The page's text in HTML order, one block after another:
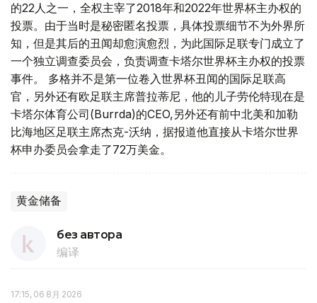
的22人之一，全权主宰了2018年和2022年世界杯主办权的
投票。由于当时是秘密匿名投票，具体投票细节不为外界所
知，但是其后的丑闻却愈演愈烈，为此国际足联专门成立了
一个独立调查委员会，负责调查卡塔尔世界杯主办权的投票
事件。 多格并不是第一位卷入世界杯丑闻的国际足联高
官，另外还有欧足联主席普拉蒂尼，他的儿子劳伦特现在是
卡塔尔体育公司(Burrda)的CEO,另外还有前中北美和加勒
比海地区足联主席杰克-沃纳，据报道他直接从卡塔尔世界
杯申办委员会拿走了72万美金。
黄金储备
без автора
编译
17:15, 06 8月 2026